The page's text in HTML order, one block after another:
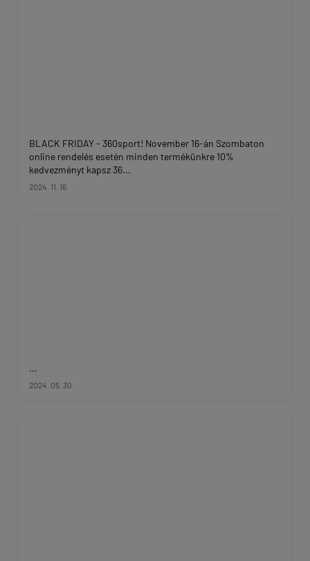
BLACK FRIDAY - 360sport! November 16-án Szombaton
online rendelés esetén minden termékünkre 10%
kedvezményt kapsz 36...
2024. 11. 16.
...
2024. 05. 30.